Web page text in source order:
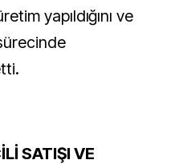
yapıldığını ve
SATIŞI VE